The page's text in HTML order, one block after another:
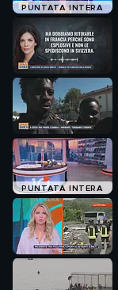
PUNTATA INTERA
PUNTATA INTERA